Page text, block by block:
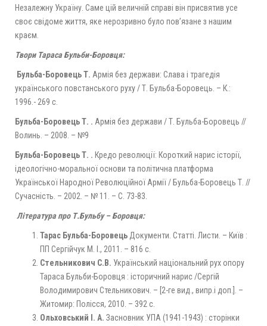
Незалежну Україну. Саме цiй величнiй справi вiн присвятив усе
своє свiдоме життя, яке нерозривно було пов’язане з нашим
краєм.
Твори Тараса Бульби-Боровця:
Бульба-Боровець Т. Армія без держави: Слава і трагедія
українського повстанського руху / Т. Бульба-Боровець. – К.:
1996.- 269 с.
Бульба-Боровець Т. . Армія без держави / Т. Бульба-Боровець //
Волинь. – 2008. – №9
Бульба-Боровець Т. . Кредо революції: Короткий нарис історії,
ідеологічно-моральної основи та політична платформа
Української Народної Революційної Армії / Бульба-Боровець Т. //
Сучасність. – 2002. – № 11. – С. 73-83.
Література про Т.Бульбу – Боровця:
Тарас Бульба-Боровець Документи. Статті. Листи. – Київ :
ПП Сергійчук М. І., 2011. – 816 с.
Стельникович С.В. Український національний рух опору
Тараса Бульби-Боровця : історичний нарис /Сергій
Володимирович Стельникович. – [2-ге вид., випр.і доп.]. –
Житомир: Полісся, 2010. – 392 с.
Ольховський І. А. Засновник УПА (1941-1943) : сторінки